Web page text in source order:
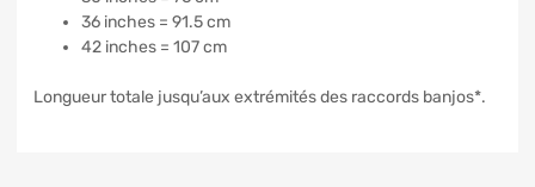
36 inches = 91.5 cm
42 inches = 107 cm
Longueur totale jusqu’aux extrémités des raccords banjos*.